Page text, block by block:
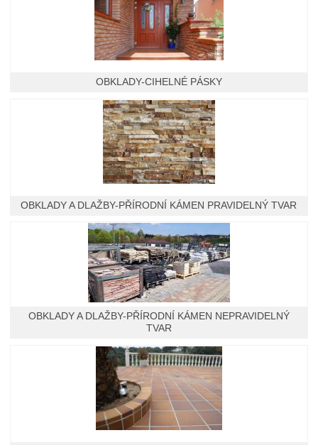
OBKLADY-CIHELNÉ PÁSKY
OBKLADY A DLAŽBY-PŘÍRODNÍ KÁMEN PRAVIDELNÝ TVAR
OBKLADY A DLAŽBY-PŘÍRODNÍ KÁMEN NEPRAVIDELNÝ
TVAR